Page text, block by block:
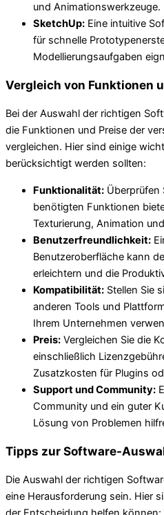
und Animationswerkzeuge.
SketchUp: Eine intuitive
für schnelle
Modellierungsaufgaben
Vergleich von Funktionen
Bei der Auswahl der richtigen
die Funktionen und Preise der
vergleichen. Hier sind einige
berücksichtigt werden sollten:
Funktionalität: Überprüfen
benötigten Funktionen
Texturierung, Animation
Benutzerfreundlichkeit:
Benutzeroberfläche kann
erleichtern und die
Kompatibilität: Stellen Sie
anderen Tools und
Ihrem Unternehmen
Preis: Vergleichen Sie die
einschließlich
Zusatzkosten für Plugins
Support und Community:
Community und ein guter
Lösung von Problemen
Tipps zur Software-
Die Auswahl der richtigen
eine Herausforderung sein. Hier